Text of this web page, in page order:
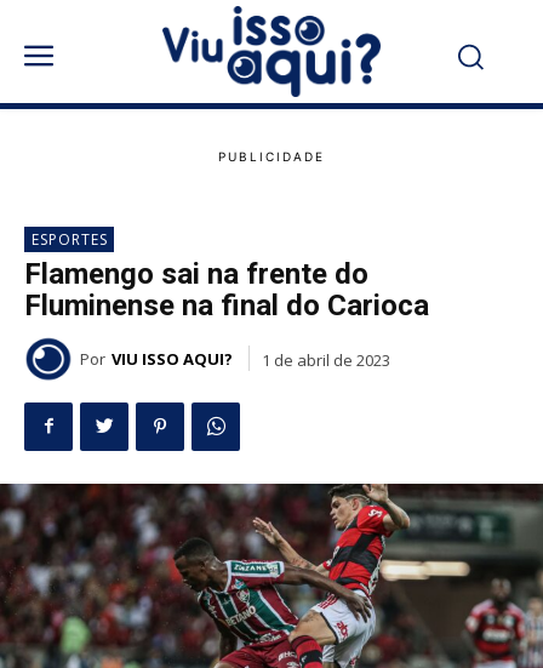
ESPORTES
Flamengo sai na frente do
Fluminense na final do Carioca
Por VIU ISSO AQUI? 1 de abril de 2023